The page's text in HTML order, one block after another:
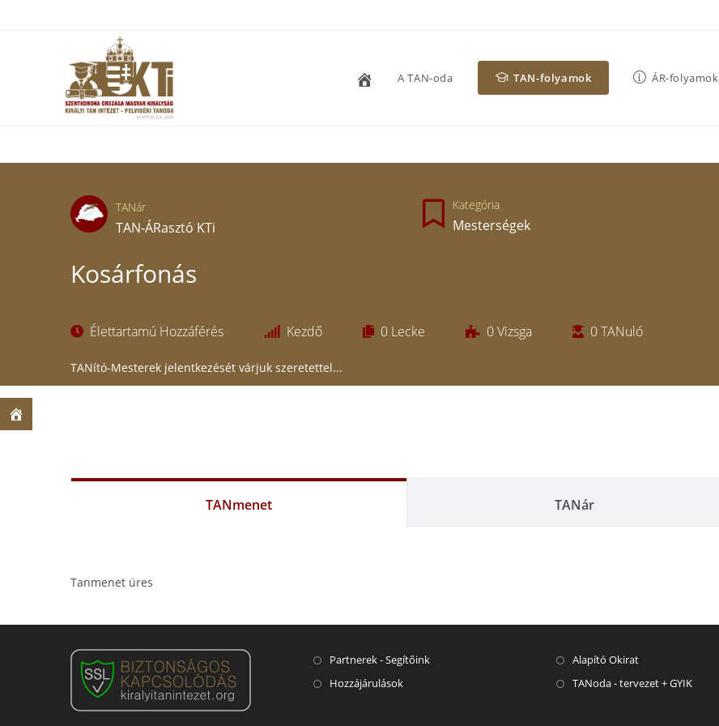
A TAN-oda TAN-folyamok ÁR-folyamok
TANár
TAN-ÁRasztó KTi
Kategória
Mesterségek
Kosárfonás
Élettartamú Hozzáférés Kezdő 0 Lecke 0Vizsga 0TANuló
TANító-Mesterek jelentkezését várjuk szeretettel...
TANmenet TANár
Tanmenet üres
Partnerek - Segítőink
Hozzájárulások
Alapító Okirat
TANoda - tervezet + GYIK